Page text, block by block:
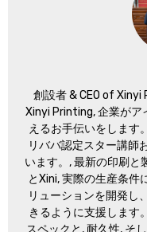
創設者 &CEO of Xinyi
Xinyi Printing, 企業がア
えるお手伝いをします
リババ認定スター講師
います。, 最新の印刷と
とXini, 実際の生産条件
リューションを開発し
きるように支援します